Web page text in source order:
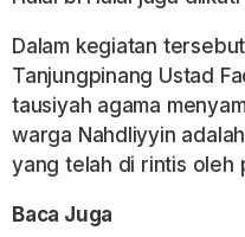
Dalam kegiatan
Tanjungpinang Ustad
tausiyah agama
warga Nahdliyyin
yang telah di rintis oleh
Baca Juga